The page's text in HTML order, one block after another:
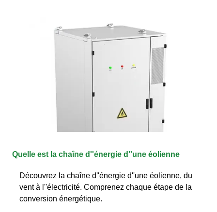
Quelle est la chaîne d''énergie d''une éolienne
Découvrez la chaîne d''énergie d''une éolienne, du
vent à l''électricité. Comprenez chaque étape de la
conversion énergétique.